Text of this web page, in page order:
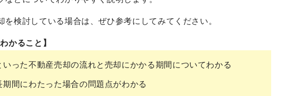
を検討している場合は、ぜひ参考にしてみてください。
かること】
った不動産売却の流れと売却にかかる期間についてわかる
間にわたった場合の問題点がわかる